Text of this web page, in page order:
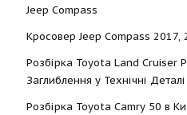
Jeep Compass
Кросовер Jeep Compass 2017,
Розбірка Toyota Land Cruiser
Заглиблення у Технічні Деталі
Розбірка Toyota Camry 50 в